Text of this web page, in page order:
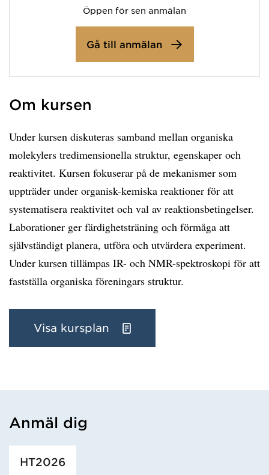
Öppen för sen anmälan
Gå till anmälan
Om kursen
Under kursen diskuteras samband mellan organiska
molekylers tredimensionella struktur, egenskaper och
reaktivitet. Kursen fokuserar på de mekanismer som
uppträder under organisk-kemiska reaktioner för att
systematisera reaktivitet och val av reaktionsbetingelser.
Laborationer ger färdighetsträning och förmåga att
självständigt planera, utföra och utvärdera experiment.
Under kursen tillämpas IR- och NMR-spektroskopi för att
fastställa organiska föreningars struktur.
Visa kursplan
Anmäl dig
Har hämtat utbildning.
HT2026